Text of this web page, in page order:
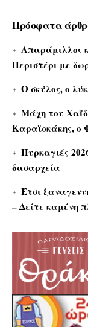
Πρόσφατα
Απαράμιλλος
Περιστέρι με
Ο σκύλος, ο
Μάχη του
Καραϊσκάκης, ο
Πυρκαγιές
δασαρχεία
Έτσι
– Δείτε καμένη